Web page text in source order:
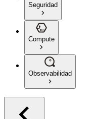
Seguridad
Compute
Observabilidad